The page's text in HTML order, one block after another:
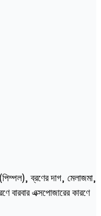
ব্রণের দাগ, মেলাজমা,
বারবার এক্সপোজারের কারণে